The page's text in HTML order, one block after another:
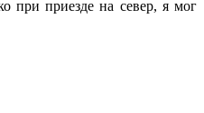
при приезде на север, я мог